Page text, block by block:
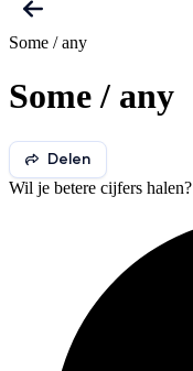
Some / any
Some / any
Delen
Wil je betere cijfers halen?